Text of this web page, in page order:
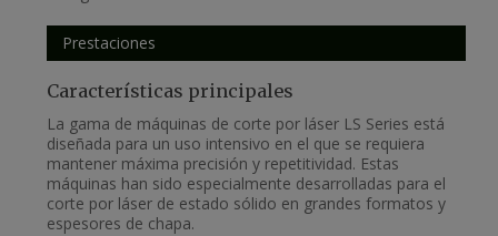
Prestaciones
Características principales
La gama de máquinas de corte por láser LS Series está
diseñada para un uso intensivo en el que se requiera
mantener máxima precisión y repetitividad. Estas
máquinas han sido especialmente desarrolladas para el
corte por láser de estado sólido en grandes formatos y
espesores de chapa.